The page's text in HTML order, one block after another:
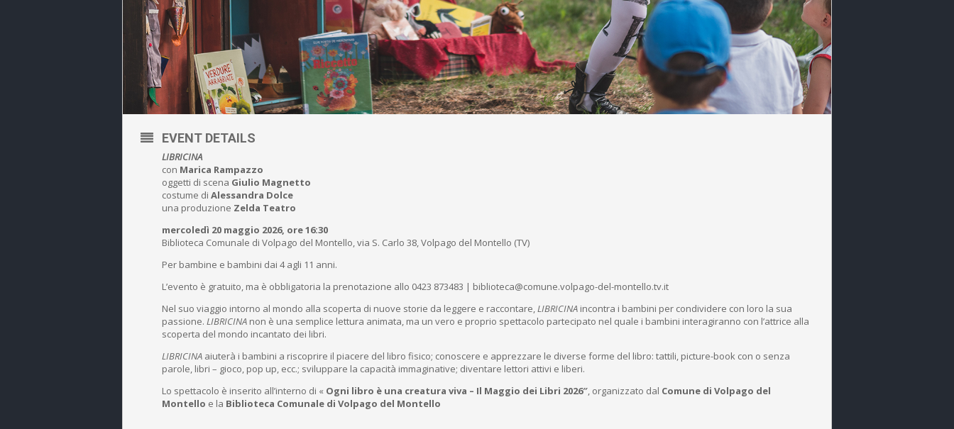
EVENT DETAILS
LIBRICINA
con Marica Rampazzo
oggetti di scena Giulio Magnetto
costume di Alessandra Dolce
una produzione Zelda Teatro
mercoledì 20 maggio 2026, ore 16:30
Biblioteca Comunale di Volpago del Montello, via S. Carlo 38, Volpago del Montello (TV)
Per bambine e bambini dai 4 agli 11 anni.
L’evento è gratuito, ma è obbligatoria la prenotazione allo 0423 873483 | biblioteca@comune.volpago-del-montello.tv.it
Nel suo viaggio intorno al mondo alla scoperta di nuove storie da leggere e raccontare, LIBRICINA incontra i bambini per condividere con loro la sua
passione. LIBRICINA non è una semplice lettura animata, ma un vero e proprio spettacolo partecipato nel quale i bambini interagiranno con l’attrice alla
scoperta del mondo incantato dei libri.
LIBRICINA aiuterà i bambini a riscoprire il piacere del libro fisico; conoscere e apprezzare le diverse forme del libro: tattili, picture-book con o senza
parole, libri – gioco, pop up, ecc.; sviluppare la capacità immaginative; diventare lettori attivi e liberi.
Lo spettacolo è inserito all’interno di « Ogni libro è una creatura viva – Il Maggio dei Libri 2026″ , organizzato dal Comune di Volpago del
Montello e la Biblioteca Comunale di Volpago del Montello